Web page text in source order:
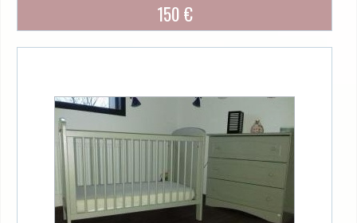
150 €